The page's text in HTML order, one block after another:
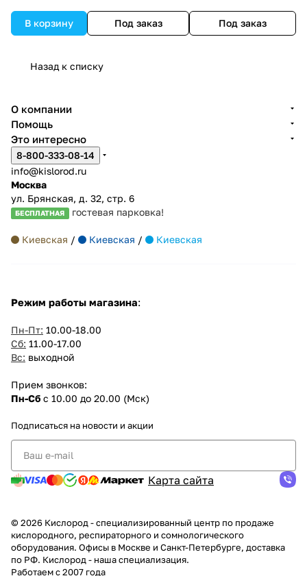
В корзину Под заказ Под заказ
Назад к списку
О компании
Помощь
Это интересно
8-800-333-08-14
info@kislorod.ru
Москва
ул. Брянская, д. 32, стр. 6
БЕСПЛАТНАЯ гостевая парковка!
Киевская / Киевская / Киевская
Режим работы магазина:
Пн-Пт: 10.00-18.00
Сб: 11.00-17.00
Вс: выходной
Прием звонков:
Пн-Сб с 10.00 до 20.00 (Мск)
Подписаться на новости и акции
Карта сайта
© 2026 Кислород - специализированный центр по продаже
кислородного, респираторного и сомнологического
оборудования. Офисы в Москве и Санкт-Петербурге, доставка
по РФ. Кислород - наша специализация.
Работаем с 2007 года